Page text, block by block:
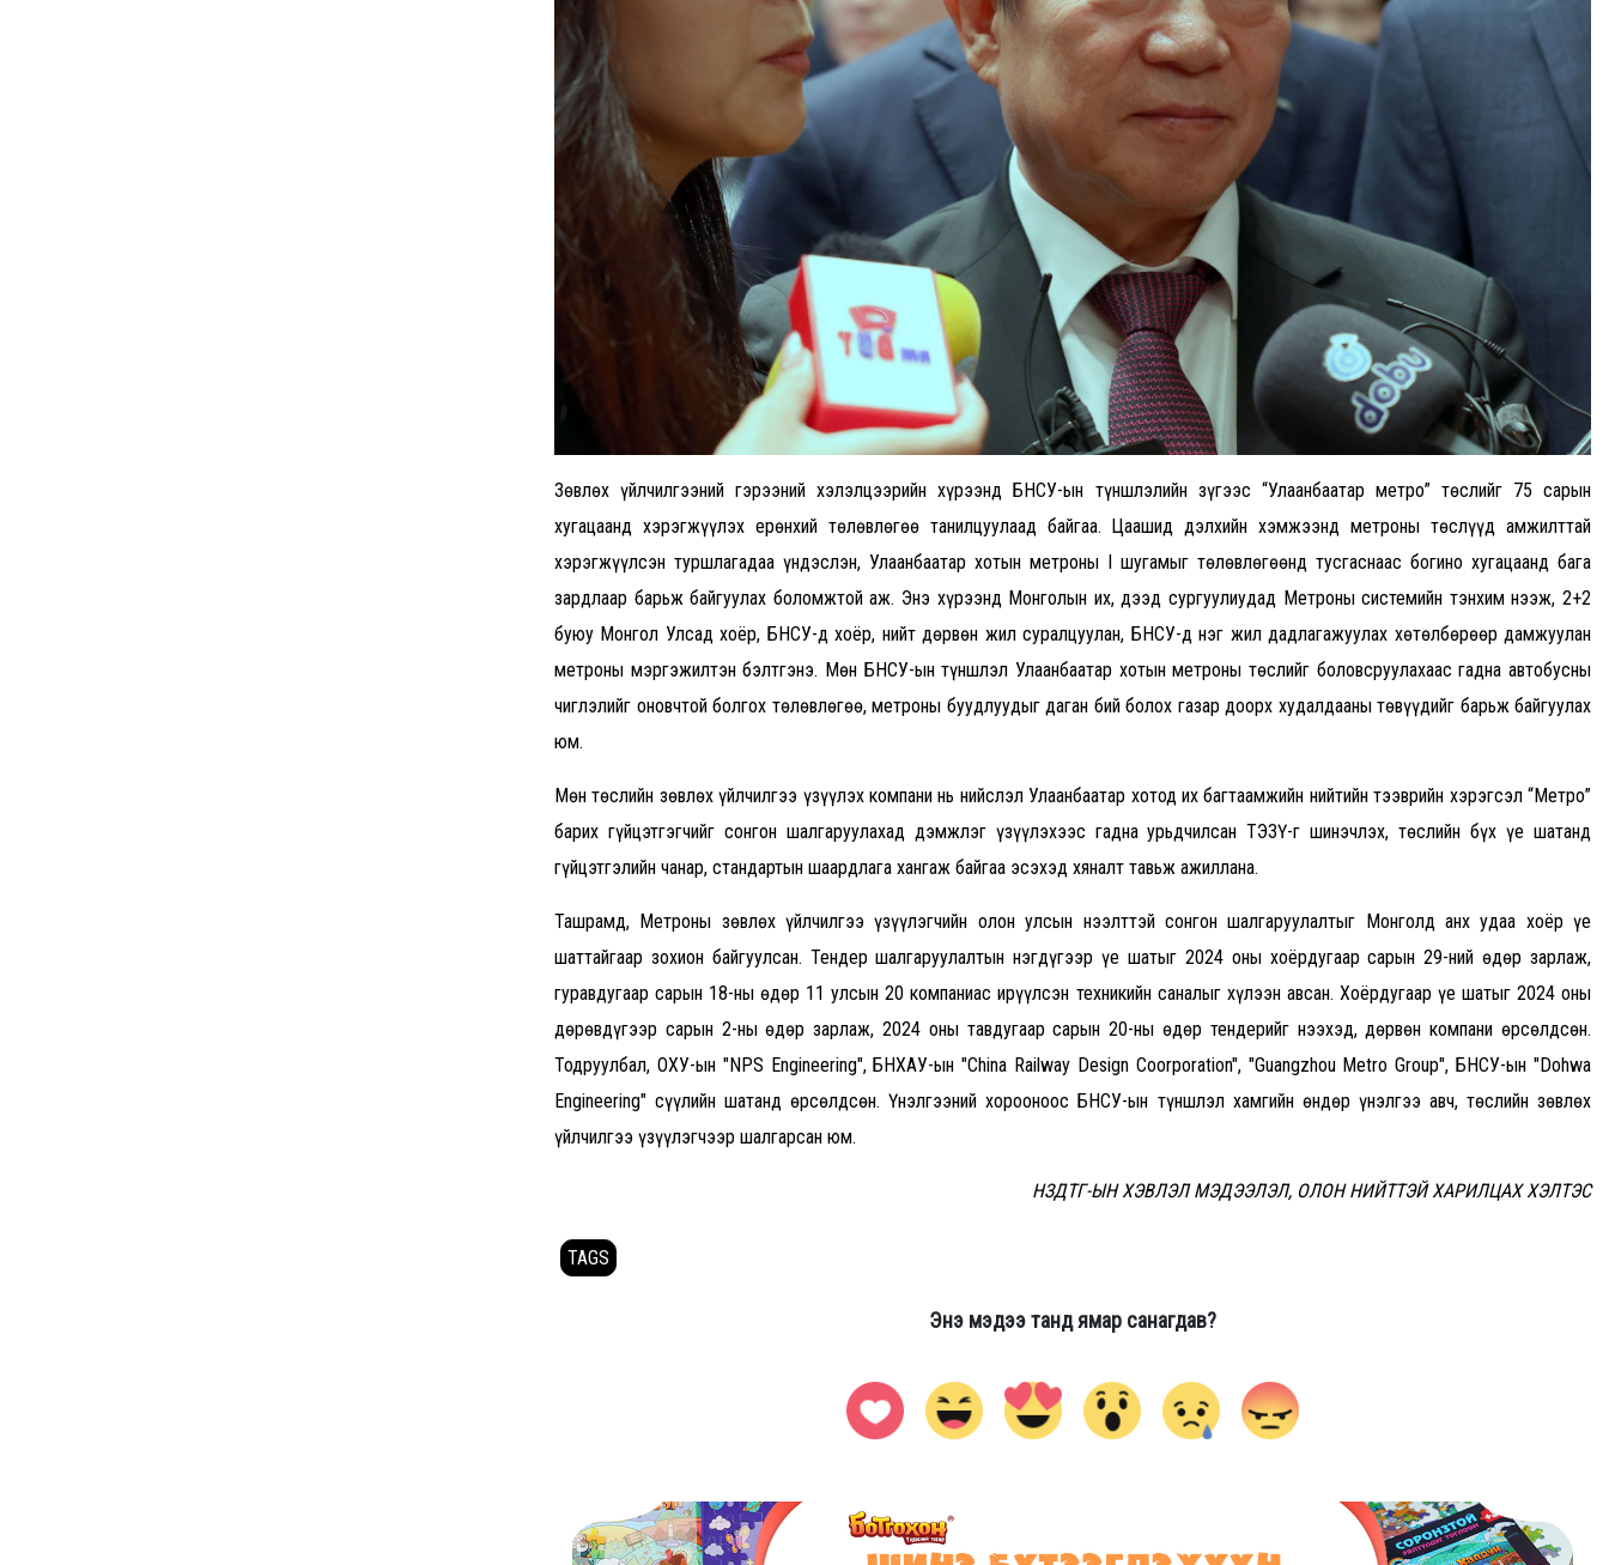
Зөвлөх үйлчилгээний гэрээний хэлэлцээрийн хүрээнд БНСУ-ын түншлэлийн зүгээс “Улаанбаатар метро” төслийг 75 сарын
хугацаанд хэрэгжүүлэх ерөнхий төлөвлөгөө танилцуулаад байгаа. Цаашид дэлхийн хэмжээнд метроны төслүүд амжилттай
хэрэгжүүлсэн туршлагадаа үндэслэн, Улаанбаатар хотын метроны I шугамыг төлөвлөгөөнд тусгаснаас богино хугацаанд бага
зардлаар барьж байгуулах боломжтой аж. Энэ хүрээнд Монголын их, дээд сургуулиудад Метроны системийн тэнхим нээж, 2+2
буюу Монгол Улсад хоёр, БНСУ-д хоёр, нийт дөрвөн жил суралцуулан, БНСУ-д нэг жил дадлагажуулах хөтөлбөрөөр дамжуулан
метроны мэргэжилтэн бэлтгэнэ. Мөн БНСУ-ын түншлэл Улаанбаатар хотын метроны төслийг боловсруулахаас гадна автобусны
чиглэлийг оновчтой болгох төлөвлөгөө, метроны буудлуудыг даган бий болох газар доорх худалдааны төвүүдийг барьж байгуулах
юм.
Мөн төслийн зөвлөх үйлчилгээ үзүүлэх компани нь нийслэл Улаанбаатар хотод их багтаамжийн нийтийн тээврийн хэрэгсэл “Метро”
барих гүйцэтгэгчийг сонгон шалгаруулахад дэмжлэг үзүүлэхээс гадна урьдчилсан ТЭЗҮ-г шинэчлэх, төслийн бүх үе шатанд
гүйцэтгэлийн чанар, стандартын шаардлага хангаж байгаа эсэхэд хяналт тавьж ажиллана.
Ташрамд, Метроны зөвлөх үйлчилгээ үзүүлэгчийн олон улсын нээлттэй сонгон шалгаруулалтыг Монголд анх удаа хоёр үе
шаттайгаар зохион байгуулсан. Тендер шалгаруулалтын нэгдүгээр үе шатыг 2024 оны хоёрдугаар сарын 29-ний өдөр зарлаж,
гуравдугаар сарын 18-ны өдөр 11 улсын 20 компаниас ирүүлсэн техникийн саналыг хүлээн авсан. Хоёрдугаар үе шатыг 2024 оны
дөрөвдүгээр сарын 2-ны өдөр зарлаж, 2024 оны тавдугаар сарын 20-ны өдөр тендерийг нээхэд, дөрвөн компани өрсөлдсөн.
Тодруулбал, ОХУ-ын "NPS Engineering", БНХАУ-ын "China Railway Design Coorporation", "Guangzhou Metro Group", БНСУ-ын "Dohwa
Engineering" сүүлийн шатанд өрсөлдсөн. Үнэлгээний хорооноос БНСУ-ын түншлэл хамгийн өндөр үнэлгээ авч, төслийн зөвлөх
үйлчилгээ үзүүлэгчээр шалгарсан юм.
НЗДТГ-ЫН ХЭВЛЭЛ МЭДЭЭЛЭЛ, ОЛОН НИЙТТЭЙ ХАРИЛЦАХ ХЭЛТЭС
TAGS
Энэ мэдээ танд ямар санагдав?